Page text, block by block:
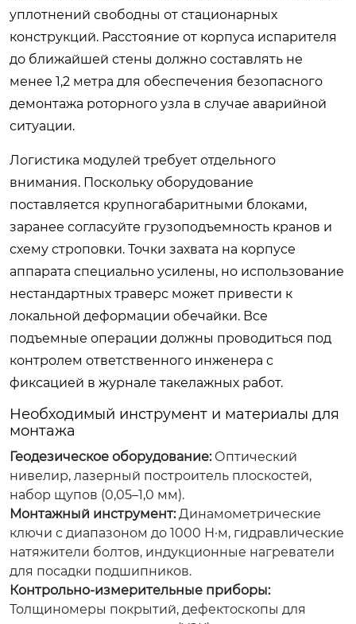
уплотнений свободны от стационарных
конструкций. Расстояние от корпуса испарителя
до ближайшей стены должно составлять не
менее 1,2 метра для обеспечения безопасного
демонтажа роторного узла в случае аварийной
ситуации.
Логистика модулей требует отдельного
внимания. Поскольку оборудование
поставляется крупногабаритными блоками,
заранее согласуйте грузоподъемность кранов и
схему строповки. Точки захвата на корпусе
аппарата специально усилены, но использование
нестандартных траверс может привести к
локальной деформации обечайки. Все
подъемные операции должны проводиться под
контролем ответственного инженера с
фиксацией в журнале такелажных работ.
Необходимый инструмент и материалы для
монтажа
Геодезическое оборудование:Оптический
нивелир, лазерный построитель плоскостей,
набор щупов (0,05–1,0 мм).
Монтажный инструмент:Динамометрические
ключи с диапазоном до 1000 Н·м, гидравлические
натяжители болтов, индукционные нагреватели
для посадки подшипников.
Контрольно-измерительные приборы:
Толщиномеры покрытий, дефектоскопы для